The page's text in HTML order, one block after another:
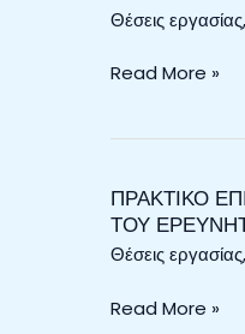
ΓΙΑ
ΑΝΑΓΚΕΣ
ΕΡΕΥΝΗΤΙΚΟΥ
ΒΕΝΘΙΚΩΝ
ΒΙΟΚΟΙΝΩΝΙΩΝ
ΟΡΜΟΥ
Θέσεις εργασίας,
ΠΡΟΣΛΗΨΗ
(1)
ΜΕ
ΕΡΓΑΣΙΑΣ
ΙΔΙΩΤΙΚΟΥ
ΔΙΚΑΙΟΥ
ΧΡΟΝΟΥ,
Read More »
ΠΡΑΚΤΙΚΟ
ΤΟΥ
Θέσεις εργασίας,
ΠΡΑΚΤΙΚΟ
ΕΠΙΤΡΟΠΗΣ
ΑΞΙΟΛΟΓΗΣΗΣ
20043/6308/
Read More »